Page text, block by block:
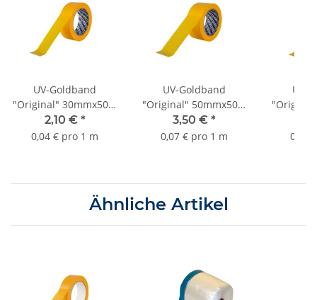
UV-Goldband
"Original" 30mmx50m
bis 3 Monate Sorte
K055
2,10 € *
0,04 € pro 1 m
UV-Goldband
"Original" 50mmx50m
bis 3 Monate Sorte
K055
3,50 € *
0,07 € pro 1 m
UV-
0,04
Ähnliche Artikel